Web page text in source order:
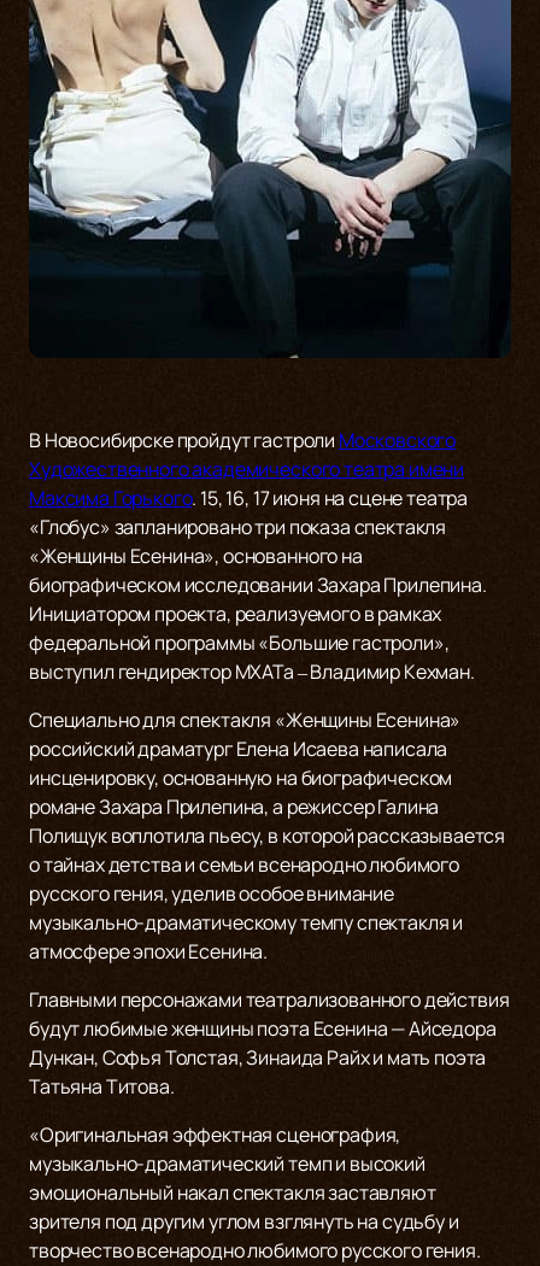
В Новосибирске пройдут гастроли Московского
Художественного академического театра имени
Максима Горького. 15, 16, 17 июня на сцене театра
«Глобус» запланировано три показа спектакля
«Женщины Есенина», основанного на
биографическом исследовании Захара Прилепина.
Инициатором проекта, реализуемого в рамках
федеральной программы «Большие гастроли»,
выступил гендиректор МХАТа ‒ Владимир Кехман.
Специально для спектакля «Женщины Есенина»
российский драматург Елена Исаева написала
инсценировку, основанную на биографическом
романе Захара Прилепина, а режиссер Галина
Полищук воплотила пьесу, в которой рассказывается
о тайнах детства и семьи всенародно любимого
русского гения, уделив особое внимание
музыкально-драматическому темпу спектакля и
атмосфере эпохи Есенина.
Главными персонажами театрализованного действия
будут любимые женщины поэта Есенина — Айседора
Дункан, Софья Толстая, Зинаида Райх и мать поэта
Татьяна Титова.
«Оригинальная эффектная сценография,
музыкально-драматический темп и высокий
эмоциональный накал спектакля заставляют
зрителя под другим углом взглянуть на судьбу и
творчество всенародно любимого русского гения.